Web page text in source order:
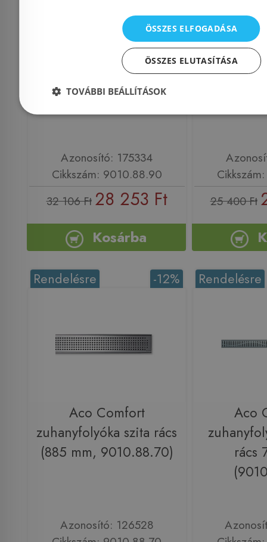
Aco Comfort
zuhanyfolyóka Massive
rács 785 mm
Azonosító: 175334
Cikkszám: 9010.88.90
32 106 Ft 28 253 Ft
Kosárba
Aco
25 400 Ft
-12%
Rendelésre
Aco Comfort
zuhanyfolyóka szita rács
(885 mm, 9010.88.70)
Azonosító: 126528
Rendelésre
Aco
rács
ÖSSZES ELFOGADÁSA
ÖSSZES ELUTASÍTÁSA
TOVÁBBI BEÁLLÍTÁSOK